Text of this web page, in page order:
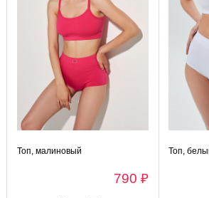
Топ, малиновый
790 ₽
Топ,